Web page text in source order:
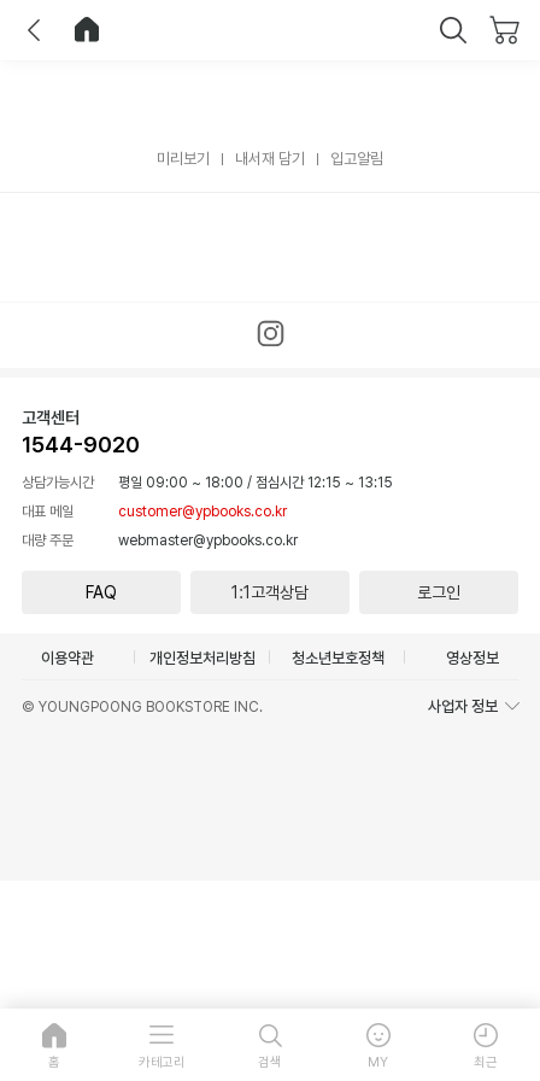
미리보기 내서재 담기 입고알림
고객센터
1544-9020
상담가능시간 평일 09:00 ~ 18:00 / 점심시간 12:15 ~ 13:15
대표 메일
customer@ypbooks.co.kr
대량 주문
webmaster@ypbooks.co.kr
FAQ 1:1고객상담 로그인
이용약관 개인정보처리방침 청소년보호정책 영상정보
© YOUNGPOONG BOOKSTORE INC. 사업자 정보
홈 카테고리 검색 MY 최근